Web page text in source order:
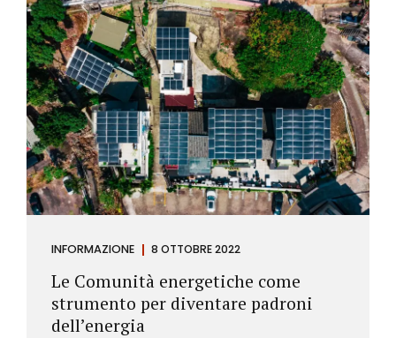
INFORMAZIONE 8 OTTOBRE 2022
Le Comunità energetiche come
strumento per diventare padroni
dell’energia